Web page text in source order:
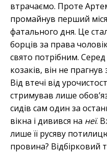
втрачаємо. Проте
промайнув перший
фатального дня. Це
борців за права
свято потрібним.
козаків, він не
Від втечі від
стримував лише
сидів сам один за
вікна і дивився на неї.
лише її русяву
провина? Відбірковий